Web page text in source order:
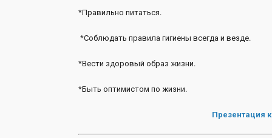
*Правильно питаться.
*Соблюдать правила гигиены всегда и везде.
*Вести здоровый образ жизни.
*Быть оптимистом по жизни.
Презентация